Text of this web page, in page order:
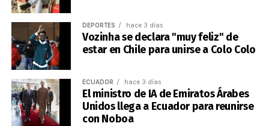
DEPORTES hace 3 días
Vozinha se declara "muy feliz" de
estar en Chile para unirse a Colo Colo
ECUADOR hace 3 días
El ministro de IA de Emiratos Árabes
Unidos llega a Ecuador para reunirse
con Noboa